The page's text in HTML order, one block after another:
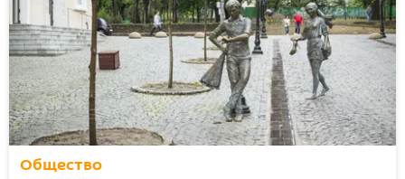
Общество